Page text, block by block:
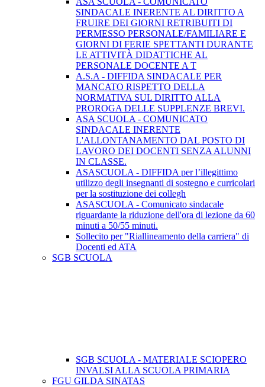
SINDACALE INERENTE AL DIRITTO A
FRUIRE DEI GIORNI RETRIBUITI DI
PERMESSO PERSONALE/FAMILIARE E
GIORNI DI FERIE SPETTANTI DURANTE
LE ATTIVITÀ DIDATTICHE AL
PERSONALE DOCENTE A T
A.S.A - DIFFIDA SINDACALE PER
MANCATO RISPETTO DELLA
NORMATIVA SUL DIRITTO ALLA
PROROGA DELLE SUPPLENZE BREVI.
ASA SCUOLA - COMUNICATO
SINDACALE INERENTE
L'ALLONTANAMENTO DAL POSTO DI
LAVORO DEI DOCENTI SENZA ALUNNI
IN CLASSE.
ASASCUOLA - DIFFIDA per l’illegittimo
utilizzo degli insegnanti di sostegno e curricolari
per la sostituzione dei collegh
ASASCUOLA - Comunicato sindacale
riguardante la riduzione dell'ora di lezione da 60
minuti a 50/55 minuti.
Sollecito per "Riallineamento della carriera" di
Docenti ed ATA
SGB SCUOLA
SGB SCUOLA - MATERIALE SCIOPERO
INVALSI ALLA SCUOLA PRIMARIA
FGU GILDA SINATAS